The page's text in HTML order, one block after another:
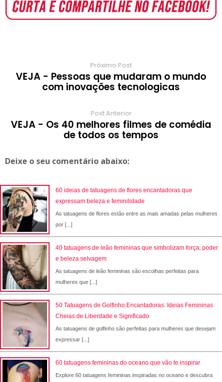
o
o
k
A
p
p
e
r
r r
e
s
o
a
r
r
a
m
Próximo Post
VEJA - Pessoas que mudaram o mundo
com inovações tecnologicas
Post Anterior
VEJA - Os 40 melhores filmes de comédia
de todos os tempos
Deixe o seu comentário abaixo:
60 ideias de tatuagens de flores encantadoras que
expressam beleza e feminilidade
As tatuagens de flores estão entre as mais amadas pelas mulheres
por [...]
40 tatuagens de leão femininas que simbolizam força, poder
e beleza selvagem
As tatuagens de leão femininas são escolhas perfeitas para
mulheres que [...]
50 Tatuagens de Golfinho Encantadoras: Ideias Femininas
Cheias de Liberdade e Significado
As tatuagens de golfinho são perfeitas para mulheres que desejam
expressar [...]
60 tatuagens femininas do oceano que vão te inspirar
Explore 60 tatuagens femininas inspiradas no oceano e descubra